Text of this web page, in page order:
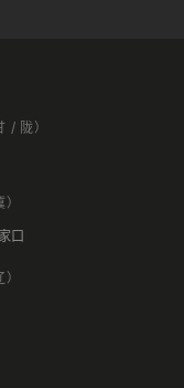
/ 陇）
）
口
）